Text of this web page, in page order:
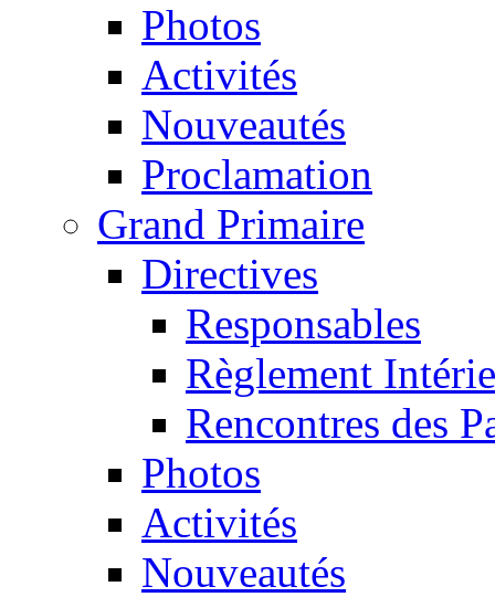
Photos
Activités
Nouveautés
Proclamation
Grand Primaire
Directives
Responsables
Règlement
Rencontres des
Photos
Activités
Nouveautés